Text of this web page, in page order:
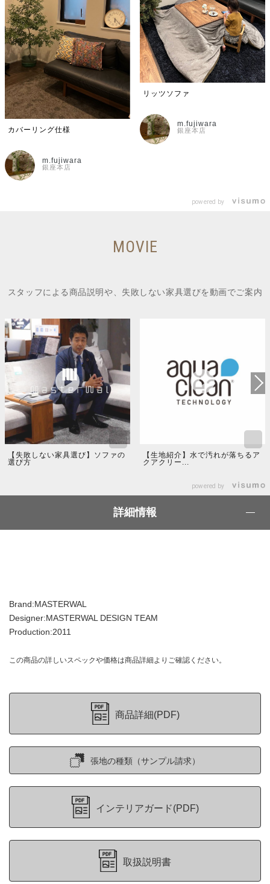
カバーリング仕様
銀座本店
m.fujiwara
リッツソファ
銀座本店
m.fujiwara
powered by
MOVIE
スタッフによる商品説明や、失敗しない家具選びを動画でご案内
【失敗しない家具選び】ソファの
選び方
【生地紹介】水で汚れが落ちるア
クアクリー...
powered by
詳細情報
Brand:MASTERWAL
Designer:MASTERWAL DESIGN TEAM
Production:2011
この商品の詳しいスペックや価格は商品詳細よりご確認ください。
商品詳細(PDF)
張地の種類（サンプル請求）
インテリアガード(PDF)
取扱説明書